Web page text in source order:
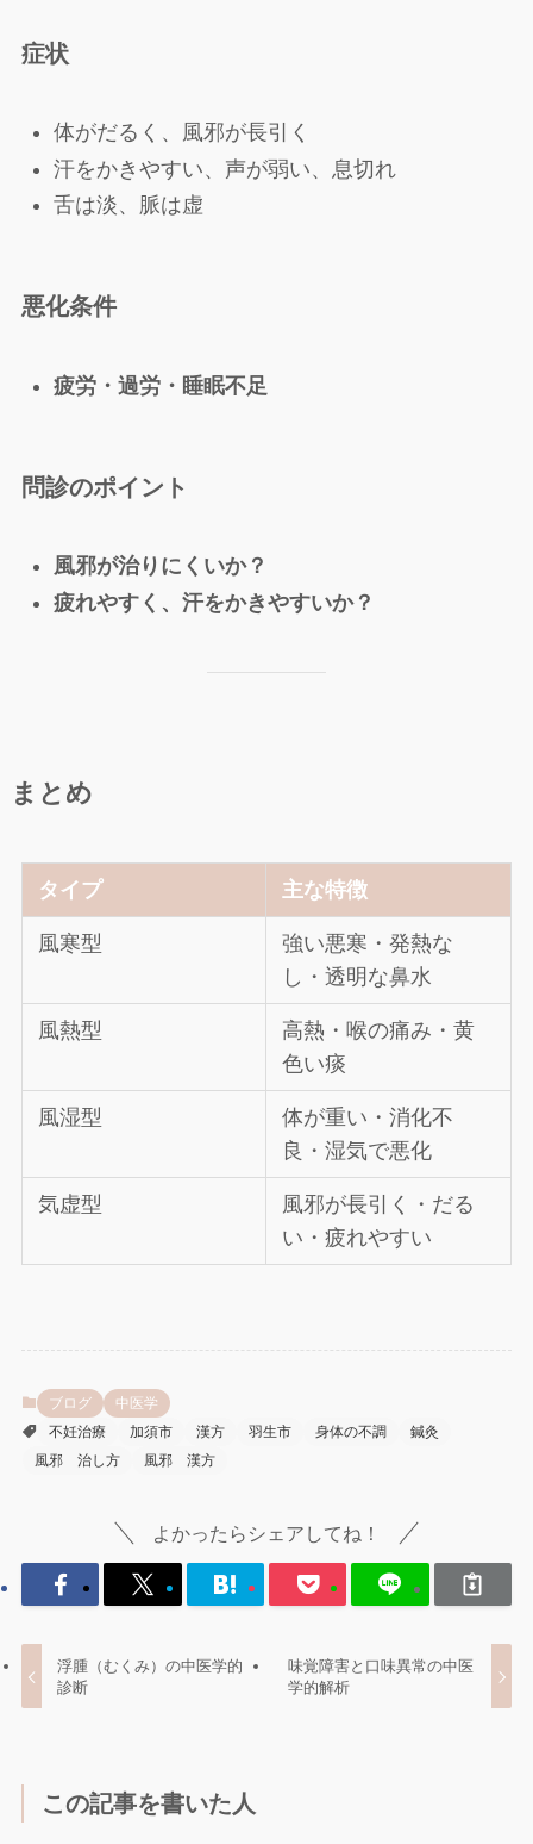
症状
体がだるく、風邪が長引く
汗をかきやすい、声が弱い、息切れ
舌は淡、脈は虚
悪化条件
疲労・過労・睡眠不足
問診のポイント
風邪が治りにくいか？
疲れやすく、汗をかきやすいか？
まとめ
タイプ 主な特徴
風寒型
強い悪寒・発熱な
し・透明な鼻水
風熱型
高熱・喉の痛み・黄
色い痰
風湿型
体が重い・消化不
良・湿気で悪化
気虚型
風邪が長引く・だる
い・疲れやすい
ブログ
中医学
不妊治療
加須市 漢方 羽生市 身体の不調
鍼灸
風邪 治し方
風邪 漢方
よかったらシェアしてね！
浮腫（むくみ）の中医学的
診断
味覚障害と口味異常の中医
学的解析
この記事を書いた人